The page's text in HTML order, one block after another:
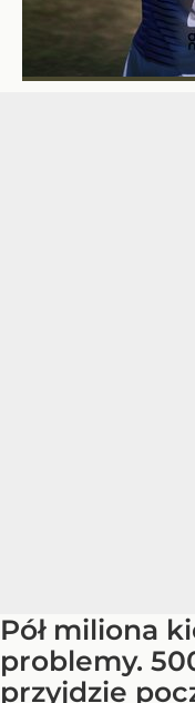
Pół miliona
problemy.
przyjdzie